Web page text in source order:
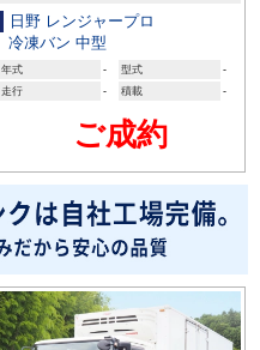
日野 レンジャープロ
冷凍バン 中型
年式 - 型式
-
走行
- 積載 -
ご成約